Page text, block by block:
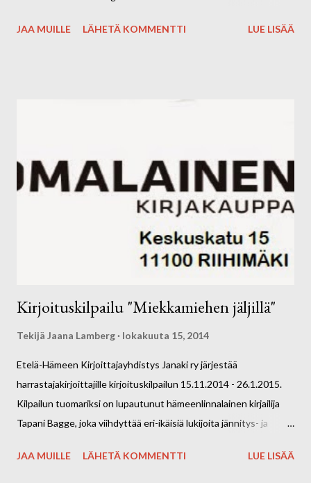
jossa Janakin koko tehoviisikko-hallitus on ollut aktiivisesti
JAA MUILLE LÄHETÄ KOMMENTTI LUE LISÄÄ
Kirjoituskilpailu "Miekkamiehen jäljillä"
Tekijä Jaana Lamberg lokakuuta 15, 2014
Etelä-Hämeen Kirjoittajayhdistys Janaki ry järjestää
harrastajakirjoittajille kirjoituskilpailun 15.11.2014 - 26.1.2015.
Kilpailun tuomariksi on lupautunut hämeenlinnalainen kirjailija
Tapani Bagge, joka viihdyttää eri-ikäisiä lukijoita jännitys- ja
käsikirjoituksin. Baggen tilaustyönä kirjoittama rikollinen
JAA MUILLE LÄHETÄ KOMMENTTI LUE LISÄÄ